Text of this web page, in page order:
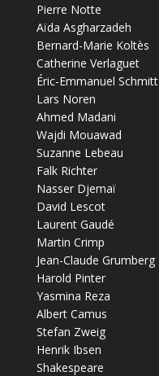
Pierre Notte
Aïda Asgharzadeh
Bernard-Marie Koltès
Catherine Verlaguet
Éric-Emmanuel Schmitt
Lars Noren
Ahmed Madani
Wajdi Mouawad
Suzanne Lebeau
Falk Richter
Nasser Djemaï
David Lescot
Laurent Gaudé
Martin Crimp
Jean-Claude Grumberg
Harold Pinter
Yasmina Reza
Albert Camus
Stefan Zweig
Henrik Ibsen
Shakespeare